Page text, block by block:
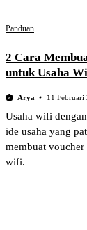
Panduan
2 Cara
untuk Usaha
Arya 11 Februari
Usaha wifi
ide usaha yang
membuat
wifi.